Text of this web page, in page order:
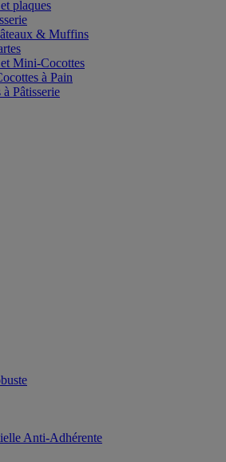
plaques
& Muffins
Mini-Cocottes
à Pain
Pâtisserie
Anti-Adhérente